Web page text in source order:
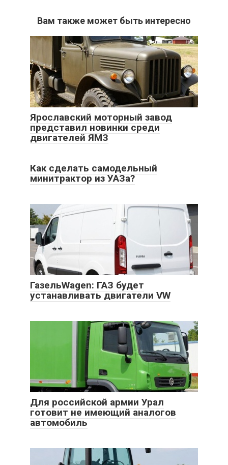
Вам также может быть интересно
Ярославский моторный завод
представил новинки среди
двигателей ЯМЗ
Как сделать самодельный
минитрактор из УАЗа?
ГазельWagen: ГАЗ будет
устанавливать двигатели VW
Для российской армии Урал
готовит не имеющий аналогов
автомобиль